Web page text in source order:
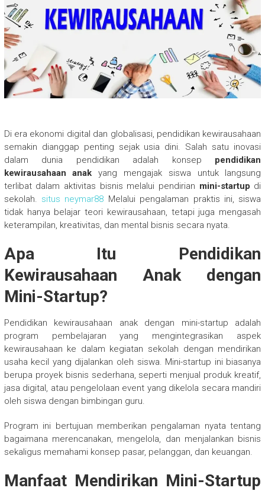
Di era ekonomi digital dan globalisasi, pendidikan kewirausahaan
semakin dianggap penting sejak usia dini. Salah satu inovasi
dalam dunia pendidikan adalah konsep pendidikan
kewirausahaan anak yang mengajak siswa untuk langsung
terlibat dalam aktivitas bisnis melalui pendirian mini-startup di
sekolah. situs neymar88 Melalui pengalaman praktis ini, siswa
tidak hanya belajar teori kewirausahaan, tetapi juga mengasah
keterampilan, kreativitas, dan mental bisnis secara nyata.
Apa Itu Pendidikan
Kewirausahaan Anak dengan
Mini-Startup?
Pendidikan kewirausahaan anak dengan mini-startup adalah
program pembelajaran yang mengintegrasikan aspek
kewirausahaan ke dalam kegiatan sekolah dengan mendirikan
usaha kecil yang dijalankan oleh siswa. Mini-startup ini biasanya
berupa proyek bisnis sederhana, seperti menjual produk kreatif,
jasa digital, atau pengelolaan event yang dikelola secara mandiri
oleh siswa dengan bimbingan guru.
Program ini bertujuan memberikan pengalaman nyata tentang
bagaimana merencanakan, mengelola, dan menjalankan bisnis
sekaligus memahami konsep pasar, pelanggan, dan keuangan.
Manfaat Mendirikan Mini-Startup